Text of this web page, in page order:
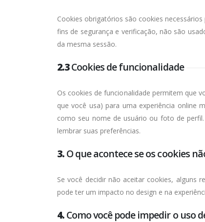
Cookies obrigatórios são cookies
fins de segurança e verificação, não são
da mesma sessão.
2.3Cookies de funcionalidade
Os cookies de funcionalidade permitem que
que você usa) para uma experiência online
como seu nome de usuário ou foto de
lembrar suas preferências.
3.O que acontece se os cookies
Se você decidir não aceitar cookies, alguns
pode ter um impacto no design e na
4.Como você pode impedir o uso